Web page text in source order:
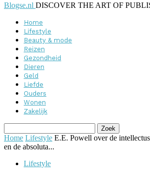
Blogse.nl DISCOVER THE ART OF
Home
Lifestyle
Beauty & mode
Reizen
Gezondheid
Dieren
Geld
Liefde
Ouders
Wonen
Zakelijk
Home Lifestyle E.E. Powell over de
en de absoluta...
Lifestyle